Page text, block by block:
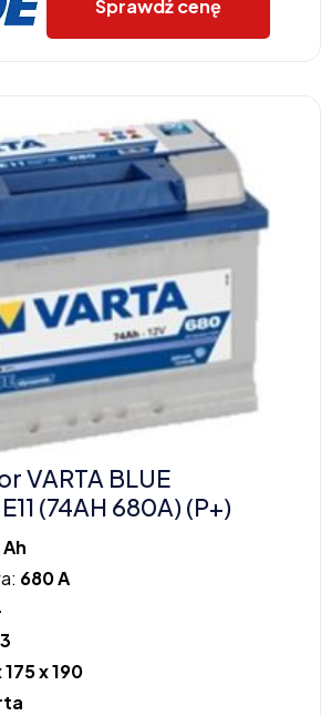
Sprawdź cenę
VARTA BLUE
(74AH 680A) (P+)
680 A
175 x 190